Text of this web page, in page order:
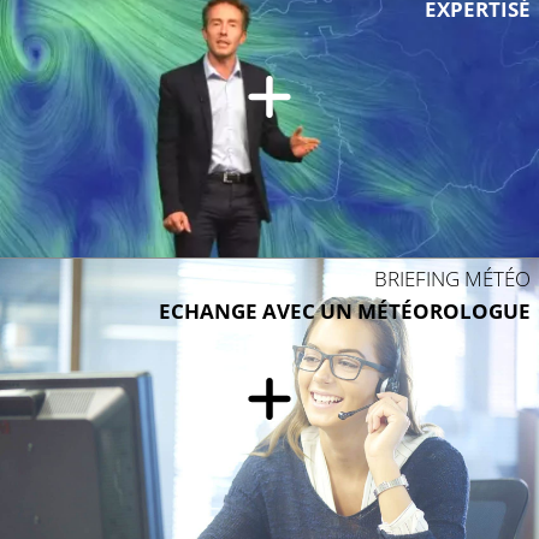
EXPERTISÉ
BRIEFING MÉTÉO
ECHANGE AVEC UN MÉTÉOROLOGUE